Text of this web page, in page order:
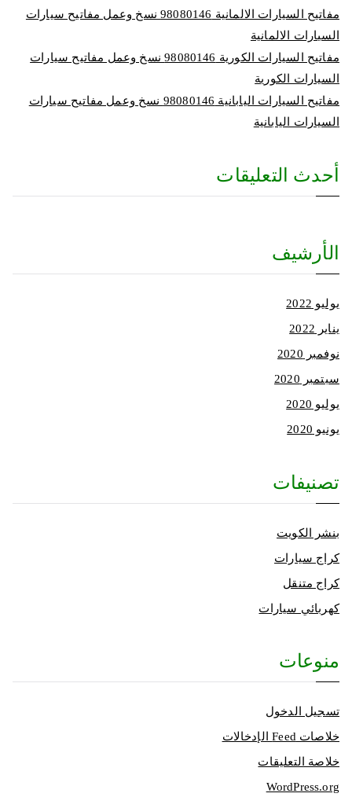
مفاتيح السيارات الالمانية 98080146‬ نسخ وعمل مفاتيح سيارات
السيارات الالمانية
مفاتيح السيارات الكورية 98080146‬ نسخ وعمل مفاتيح سيارات
السيارات الكورية
مفاتيح السيارات اليابانية 98080146‬ نسخ وعمل مفاتيح سيارات
السيارات اليابانية
أحدث التعليقات
الأرشيف
يوليو 2022
يناير 2022
نوفمبر 2020
سبتمبر 2020
يوليو 2020
يونيو 2020
تصنيفات
بنشر الكويت
كراج سيارات
كراج متنقل
كهربائي سيارات
منوعات
تسجيل الدخول
خلاصات Feed الإدخالات
خلاصة التعليقات
WordPress.org